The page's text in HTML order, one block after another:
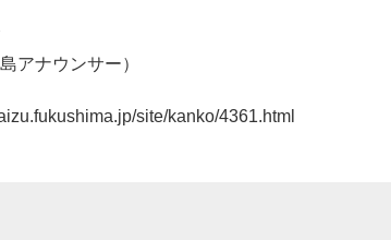
アナウンサー）
site/kanko/4361.html